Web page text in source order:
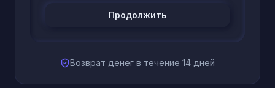
Продолжить
Возврат денег в течение 14 дней